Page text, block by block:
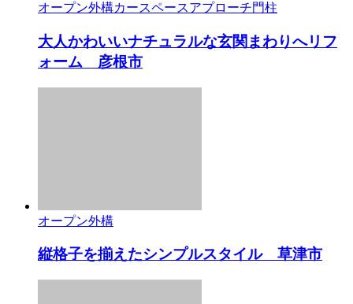
オープン外構カースペースアプローチ門柱
大人かわいいナチュラルな玄関まわりへリフ
ォーム 彦根市
オープン外構
縦格子を揃えたシンプルスタイル 草津市